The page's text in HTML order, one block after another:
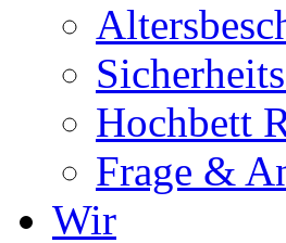
Hochbett
Frage &
Wir